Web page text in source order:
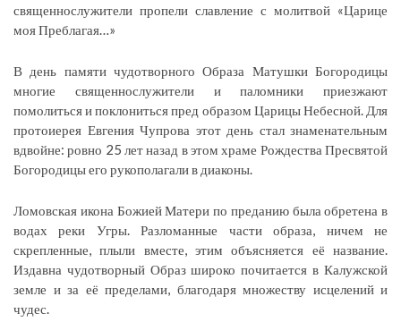
священнослужители пропели славление с молитвой «Царице
моя Преблагая…»
В день памяти чудотворного Образа Матушки Богородицы
многие священнослужители и паломники приезжают
помолиться и поклониться пред образом Царицы Небесной. Для
протоиерея Евгения Чупрова этот день стал знаменательным
вдвойне: ровно 25 лет назад в этом храме Рождества Пресвятой
Богородицы его рукополагали в диаконы.
Ломовская икона Божией Матери по преданию была обретена в
водах реки Угры. Разломанные части образа, ничем не
скрепленные, плыли вместе, этим объясняется её название.
Издавна чудотворный Образ широко почитается в Калужской
земле и за её пределами, благодаря множеству исцелений и
чудес.